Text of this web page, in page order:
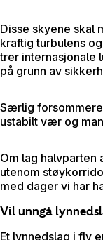
Disse skyene skal
kraftig turbulens
trer internasjonale
på grunn av
Særlig
ustabilt vær og
Om lag
utenom
med dager vi har
Vil unngå
Et lynnedslag i fly